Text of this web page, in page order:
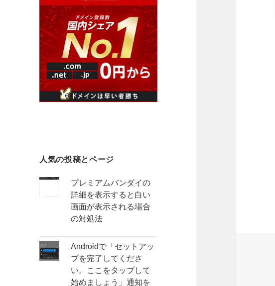
人気の投稿とページ
プレミアムバンダイの
詳細を表示すると白い
画面が表示される場合
の対処法
Androidで「セットアッ
プを完了してくださ
い。ここをタップして
始めましょう」通知を